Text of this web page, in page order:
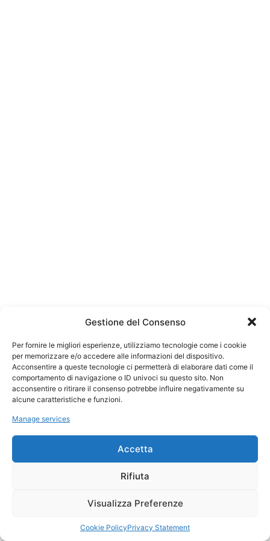
Gestione del Consenso
Per fornire le migliori esperienze, utilizziamo tecnologie come i cookie
per memorizzare e/o accedere alle informazioni del dispositivo.
Acconsentire a queste tecnologie ci permetterà di elaborare dati come il
comportamento di navigazione o ID univoci su questo sito. Non
acconsentire o ritirare il consenso potrebbe influire negativamente su
alcune caratteristiche e funzioni.
Manage services
Accetta
Rifiuta
Visualizza Preferenze
Cookie PolicyPrivacy Statement